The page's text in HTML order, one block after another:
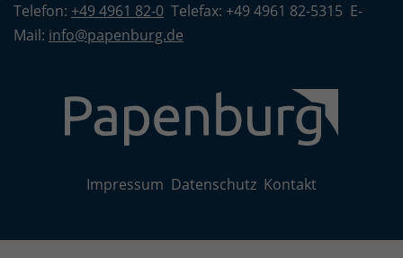
Telefon: +49 4961 82-0 Telefax: +49 4961 82-5315 E-
Mail: info@papenburg.de
Impressum Datenschutz Kontakt